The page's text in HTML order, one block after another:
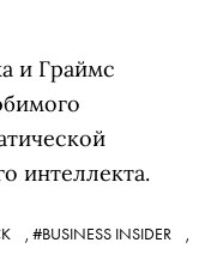
и Граймс
интеллекта.
, #BUSINESS INSIDER
,